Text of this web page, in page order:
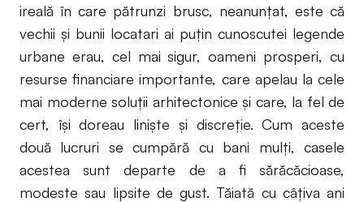
ireală în care pătrunzi brusc, neanunţat, este că
vechii şi bunii locatari ai puţin cunoscutei legende
urbane erau, cel mai sigur, oameni prosperi, cu
resurse financiare importante, care apelau la cele
mai moderne soluţii arhitectonice şi care, la fel de
cert, îşi doreau linişte şi discreţie. Cum aceste
două lucruri se cumpără cu bani mulţi, casele
acestea sunt departe de a fi sărăcăcioase,
modeste sau lipsite de gust. Tăiată cu câţiva ani